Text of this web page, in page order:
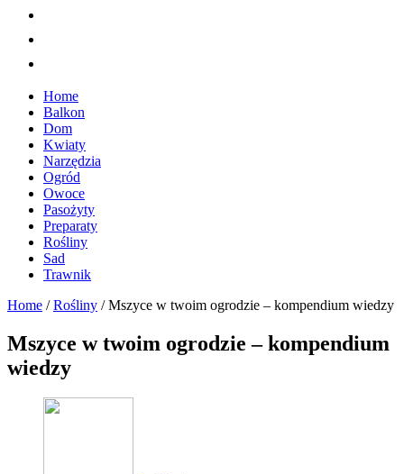
Home
Balkon
Dom
Kwiaty
Narzędzia
Ogród
Owoce
Pasożyty
Preparaty
Rośliny
Sad
Trawnik
Home /Rośliny /Mszyce w twoim ogrodzie – kompendium wiedzy
Mszyce w twoim ogrodzie – kompendium
wiedzy